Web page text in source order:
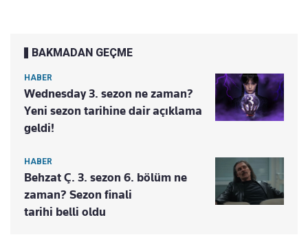
BAKMADAN GEÇME
HABER
Wednesday 3. sezon ne zaman?
Yeni sezon tarihine dair açıklama
geldi!
HABER
Behzat Ç. 3. sezon 6. bölüm ne
zaman? Sezon finali
tarihi belli oldu